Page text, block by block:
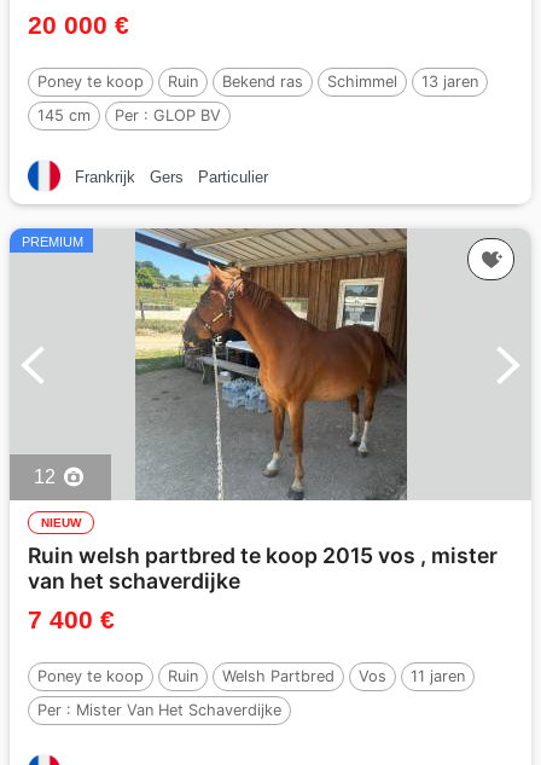
20 000 €
Poney te koop Ruin Bekend ras Schimmel
13 jaren
145 cm
Per : GLOP BV
Frankrijk Gers Particulier
PREMIUM
12
NIEUW
Ruin welsh partbred te koop 2015 vos , mister
van het schaverdijke
7 400 €
Poney te koop Ruin Welsh Partbred Vos
11 jaren
Per : Mister Van Het Schaverdijke